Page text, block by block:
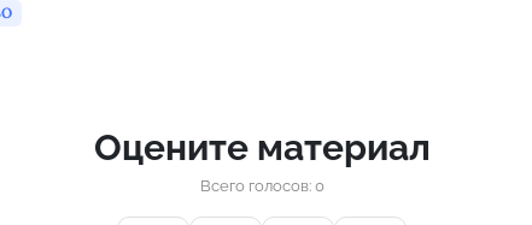
Оцените материал
Всего голосов: 0